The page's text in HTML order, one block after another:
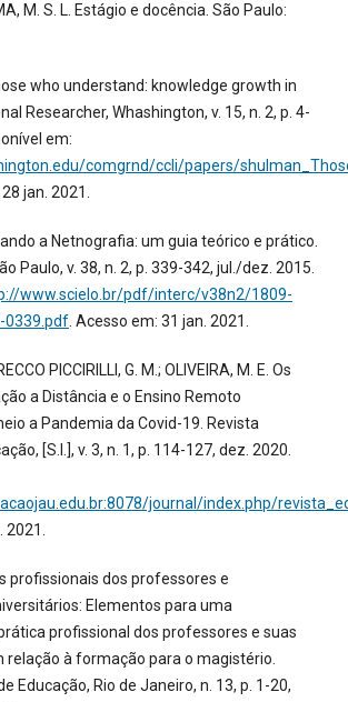
M. S. L. Estágio e docência. São Paulo:
who understand: knowledge growth in
Researcher, Whashington, v. 15, n. 2, p. 4-
em:
comgrnd/ccli/papers/
jan. 2021.
a Netnografia: um guia teórico e prático.
Paulo, v. 38, n. 2, p. 339-342, jul./dez. 2015.
www.scielo.br/pdf/interc/v38n2/1809-
0339.pdf. Acesso em: 31 jan. 2021.
PICCIRILLI, G. M.; OLIVEIRA, M. E. Os
a Distância e o Ensino Remoto
a Pandemia da Covid-19. Revista
[S.l.], v. 3, n. 1, p. 114-127, dez. 2020.
journal/index.php/
profissionais dos professores e
Elementos para uma
profissional dos professores e suas
relação à formação para o magistério.
Educação, Rio de Janeiro, n. 13, p. 1-20,